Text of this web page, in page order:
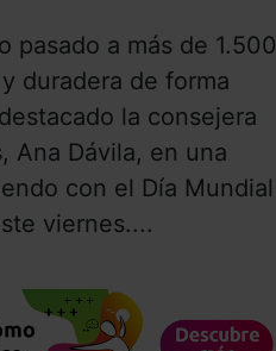
pasado a más de 1.500
duradera de forma
la consejera
Ana Dávila, en una
con el Día Mundial
viernes....